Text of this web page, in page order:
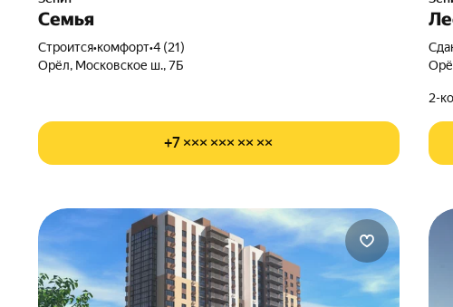
Семья
Строится•комфорт•4 (21)
Орёл, Московское ш., 7Б
+7 ××× ××× ×× ××
2-